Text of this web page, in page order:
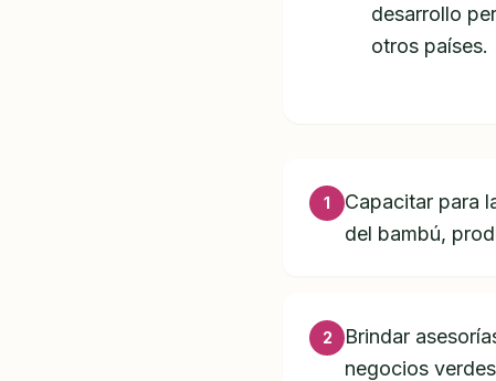
desarrollo
otros países.
1
Capacitar para
del bambú,
2
Brindar
negocios